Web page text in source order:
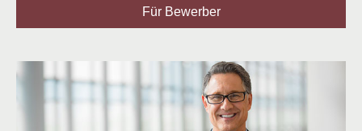
Für Bewerber